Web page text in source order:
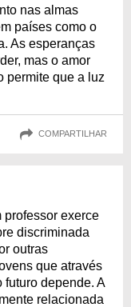
nas almas
países como o
As esperanças
mas o amor
permite que a luz
COMPARTILHAR
exerce
discriminada
outras
que através
depende. A
relacionada